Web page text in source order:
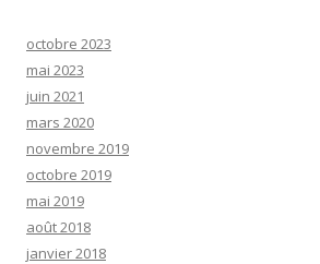
octobre 2023
mai 2023
juin 2021
mars 2020
novembre 2019
octobre 2019
mai 2019
août 2018
janvier 2018